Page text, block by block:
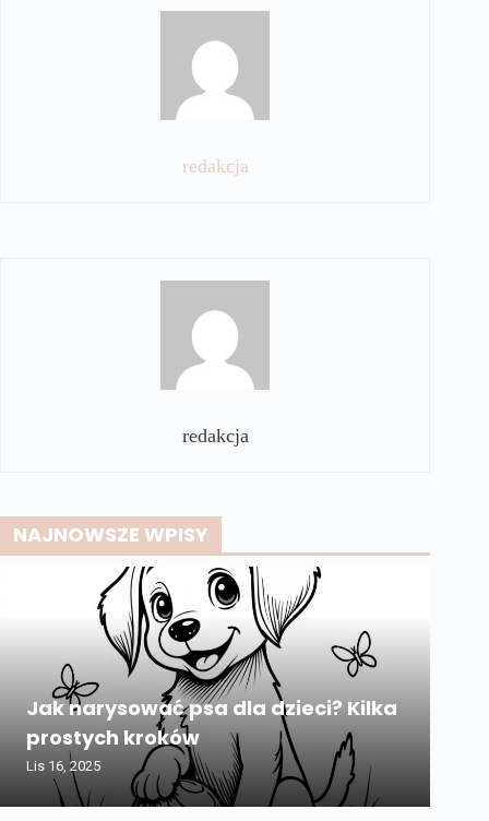
redakcja
redakcja
NAJNOWSZE WPISY
Jak narysować psa dla dzieci? Kilka
prostych kroków
Lis 16, 2025